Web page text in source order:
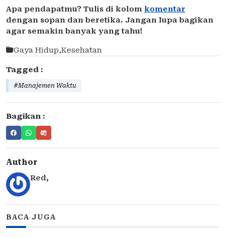
Apa pendapatmu? Tulis di kolom komentar
dengan sopan dan beretika. Jangan lupa bagikan
agar semakin banyak yang tahu!
Gaya Hidup,Kesehatan
Tagged :
#Manajemen Waktu
Bagikan :
Author
Red,
BACA JUGA